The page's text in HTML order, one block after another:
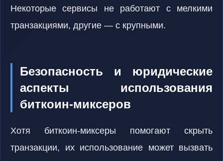
Некоторые сервисы не работают с мелкими
транзакциями, другие — с крупными.
Безопасность и юридические
аспекты использования
биткоин-миксеров
Хотя биткоин-миксеры помогают скрыть
транзакции, их использование может вызвать